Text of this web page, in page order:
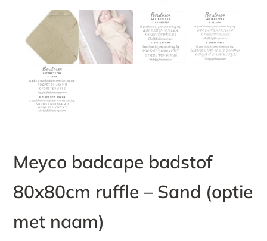
Meyco badcape badstof
80x80cm ruffle – Sand (optie
met naam)